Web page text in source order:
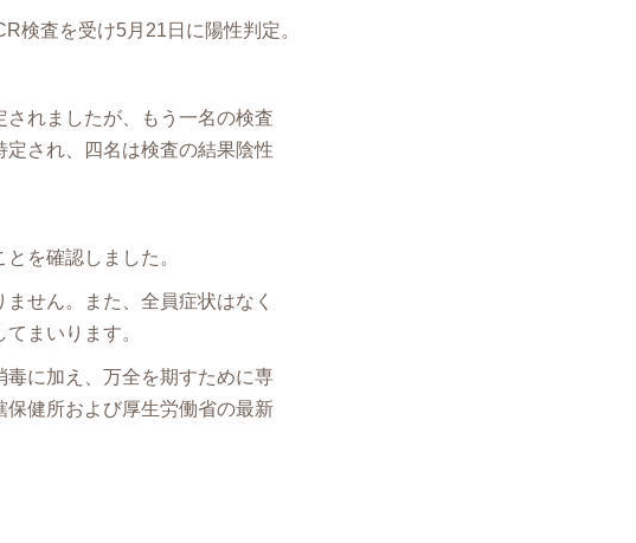
査を受け5月21日に陽性判定。
れましたが、もう一名の検査
され、四名は検査の結果陰性
を確認しました。
せん。また、全員症状はなく
まいります。
に加え、万全を期すために専
健所および厚生労働省の最新